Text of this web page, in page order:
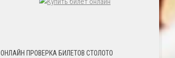
ОНЛАЙН ПРОВЕРКА БИЛЕТОВ СТОЛОТО